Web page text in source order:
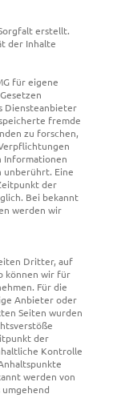
erstellt.
der Inhalte
für eigene
Diensteanbieter
fremde
zu forschen,
Informationen
unberührt. Eine
der
Bei bekannt
werden wir
Dritter, auf
können wir für
Für die
Anbieter oder
Seiten wurden
der
Kontrolle
werden von